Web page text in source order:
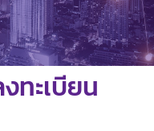
ทะเบียน